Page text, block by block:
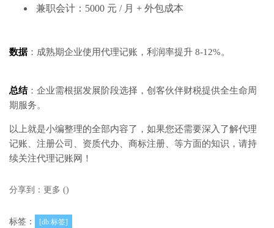
兼职会计：5000 元 / 月 + 外包成本
数据 ：成熟期企业使用代理记账，利润率提升 8-12%。
总结：企业需根据发展阶段选择，创客伙伴财税提供全生命周
期服务。
以上就是小编整理的全部内容了，如果您还需要深入了解代理
记账、注册公司、资质代办、商标注册、等方面的知识，请持
续关注代理记账网！
分享到： 更多 ()
标签： [db:标签]